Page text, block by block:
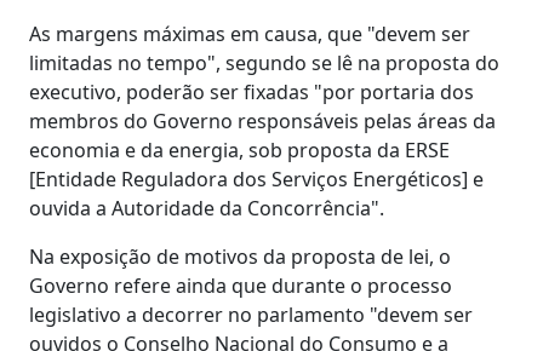
As margens máximas em causa, que "devem ser
limitadas no tempo", segundo se lê na proposta do
executivo, poderão ser fixadas "por portaria dos
membros do Governo responsáveis pelas áreas da
economia e da energia, sob proposta da ERSE
[Entidade Reguladora dos Serviços Energéticos] e
ouvida a Autoridade da Concorrência".
Na exposição de motivos da proposta de lei, o
Governo refere ainda que durante o processo
legislativo a decorrer no parlamento "devem ser
ouvidos o Conselho Nacional do Consumo e a